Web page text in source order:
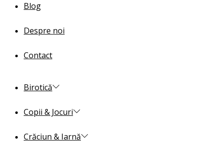
Blog
Despre noi
Contact
Birotică
Copii & Jocuri
Crăciun & Iarnă